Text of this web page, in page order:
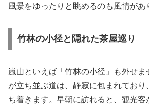
風景をゆったりと眺めるのも風情があ
竹林の小径と隠れた茶屋巡り
嵐山といえば「竹林の小径」も外せ
が立ち並ぶ道は、静寂に包まれており
ち着きます。早朝に訪れると、観光客